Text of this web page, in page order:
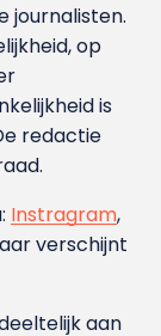
journalisten.
op
is
redactie
Instragram,
verschijnt
aan